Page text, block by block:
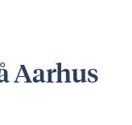
Aarhus